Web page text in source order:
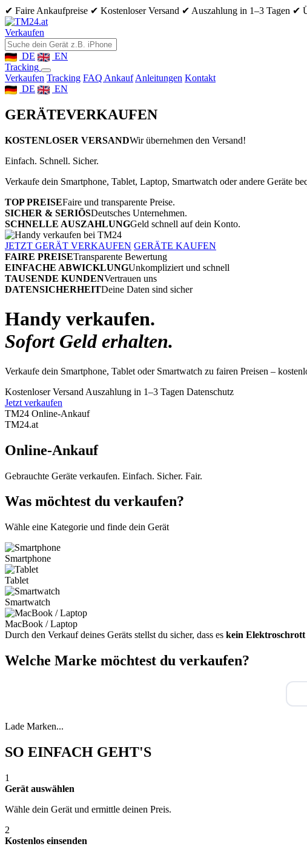
✔ Faire Ankaufpreise ✔ Kostenloser Versand ✔ Auszahlung in 1–3 Tagen ✔
Verkaufen
DE
EN
Tracking
Verkaufen Tracking FAQ Ankauf Anleitungen Kontakt
DE
EN
GERÄTEVERKAUFEN
KOSTENLOSER VERSANDWir übernehmen den Versand!
Einfach. Schnell. Sicher.
Verkaufe dein Smartphone, Tablet, Laptop, Smartwatch oder andere Geräte
TOP PREISEFaire und transparente Preise.
SICHER & SERIÖSDeutsches Unternehmen.
SCHNELLE AUSZAHLUNGGeld schnell auf dein Konto.
JETZT GERÄT VERKAUFEN GERÄTE KAUFEN
FAIRE PREISETransparente Bewertung
EINFACHE ABWICKLUNGUnkompliziert und schnell
TAUSENDE KUNDENVertrauen uns
DATENSICHERHEITDeine Daten sind sicher
Handy verkaufen.
Sofort Geld erhalten.
Verkaufe dein Smartphone, Tablet oder Smartwatch zu fairen Preisen –
Kostenloser Versand Auszahlung in 1–3 Tagen Datenschutz
Jetzt verkaufen
TM24 Online-Ankauf
TM24.at
Online-Ankauf
Gebrauchte Geräte verkaufen. Einfach. Sicher. Fair.
Was möchtest du verkaufen?
Wähle eine Kategorie und finde dein Gerät
Smartphone
Tablet
Smartwatch
MacBook / Laptop
Durch den Verkauf deines Geräts stellst du sicher, dass es kein Elektroschrott
Welche Marke möchtest du verkaufen?
Lade Marken...
SO EINFACH GEHT'S
1
Gerät auswählen
Wähle dein Gerät und ermittle deinen Preis.
2
Kostenlos einsenden